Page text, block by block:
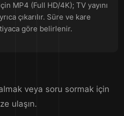
MP4 (Full HD/4K); TV yayını
çıkarılır. Süre ve kare
göre belirlenir.
veya soru sormak için
ulaşın.